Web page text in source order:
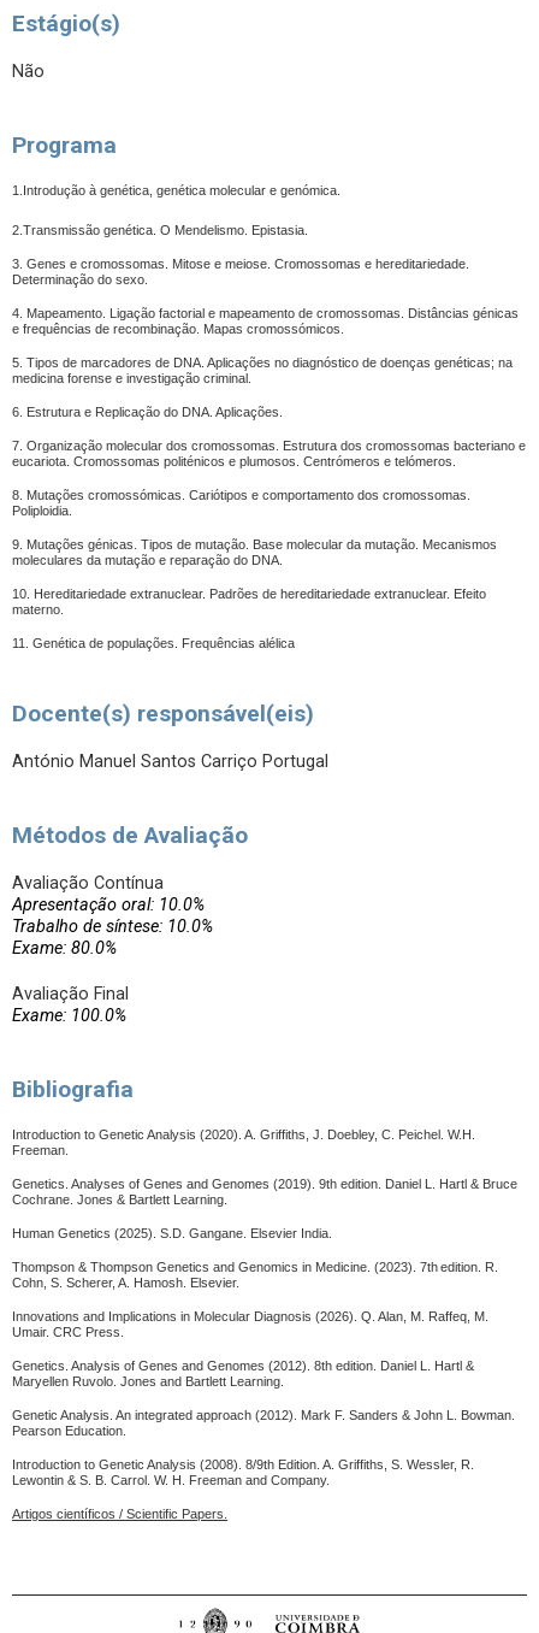
Estágio(s)
Não
Programa
1.Introdução à genética, genética molecular e genómica.
2.Transmissão genética. O Mendelismo. Epistasia.
3. Genes e cromossomas. Mitose e meiose. Cromossomas e hereditariedade.
Determinação do sexo.
4. Mapeamento. Ligação factorial e mapeamento de cromossomas. Distâncias génicas
e frequências de recombinação. Mapas cromossómicos.
5. Tipos de marcadores de DNA. Aplicações no diagnóstico de doenças genéticas; na
medicina forense e investigação criminal.
6. Estrutura e Replicação do DNA. Aplicações.
7. Organização molecular dos cromossomas. Estrutura dos cromossomas bacteriano e
eucariota. Cromossomas politénicos e plumosos. Centrómeros e telómeros.
8. Mutações cromossómicas. Cariótipos e comportamento dos cromossomas.
Poliploidia.
9. Mutações génicas. Tipos de mutação. Base molecular da mutação. Mecanismos
moleculares da mutação e reparação do DNA.
10. Hereditariedade extranuclear. Padrões de hereditariedade extranuclear. Efeito
materno.
11. Genética de populações. Frequências alélica
Docente(s) responsável(eis)
António Manuel Santos Carriço Portugal
Métodos de Avaliação
Avaliação Contínua
Apresentação oral: 10.0%
Trabalho de síntese: 10.0%
Exame: 80.0%
Avaliação Final
Exame: 100.0%
Bibliografia
Introduction to Genetic Analysis (2020). A. Griffiths, J. Doebley, C. Peichel. W.H.
Freeman.
Genetics. Analyses of Genes and Genomes (2019). 9th edition. Daniel L. Hartl & Bruce
Cochrane. Jones & Bartlett Learning.
Human Genetics (2025). S.D. Gangane. Elsevier India.
Thompson & Thompson Genetics and Genomics in Medicine. (2023). 7thedition. R.
Cohn, S. Scherer, A. Hamosh. Elsevier.
Innovations and Implications in Molecular Diagnosis (2026). Q. Alan, M. Raffeq, M.
Umair. CRC Press.
Genetics. Analysis of Genes and Genomes (2012). 8th edition. Daniel L. Hartl &
Maryellen Ruvolo. Jones and Bartlett Learning.
Genetic Analysis. An integrated approach (2012). Mark F. Sanders & John L. Bowman.
Pearson Education.
Introduction to Genetic Analysis (2008). 8/9th Edition. A. Griffiths, S. Wessler, R.
Lewontin & S. B. Carrol. W. H. Freeman and Company.
Artigos científicos / Scientific Papers.